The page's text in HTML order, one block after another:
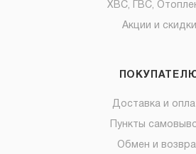
ХВС, ГВС,
Акции и скидки
Доставка и
Пункты
Обмен и